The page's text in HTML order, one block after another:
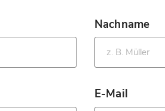
Nachname
*
E-Mail
*